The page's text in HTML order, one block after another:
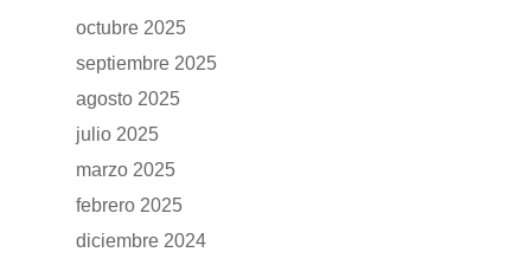
octubre 2025
septiembre 2025
agosto 2025
julio 2025
marzo 2025
febrero 2025
diciembre 2024